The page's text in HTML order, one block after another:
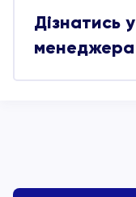
Дізнатись у
менеджера